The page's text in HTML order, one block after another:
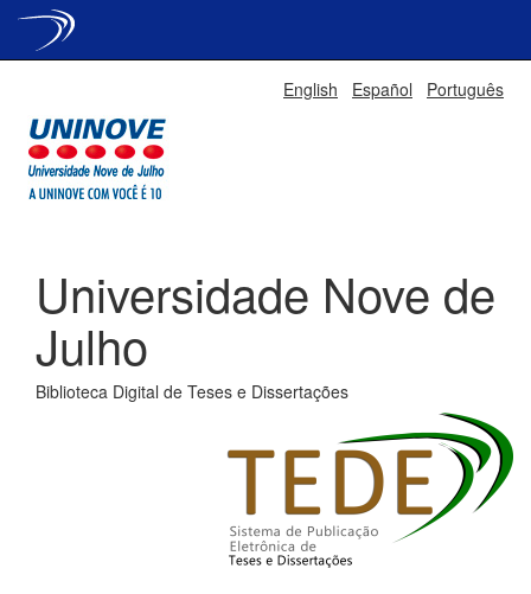
English Español Português
Universidade Nove de
Julho
Biblioteca Digital de Teses e Dissertações